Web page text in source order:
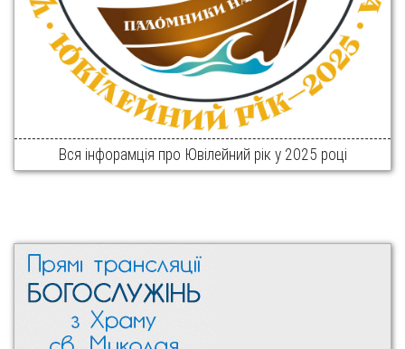
Вся інфорамція про Ювілейний рік у 2025 році